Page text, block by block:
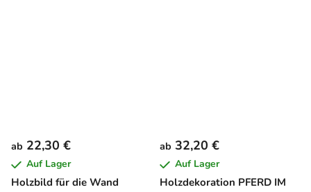
Holzbild für die Wand
ab 22,30 €
Auf Lager
Holzdekoration PFERD IM
ab 32,20 €
Auf Lager